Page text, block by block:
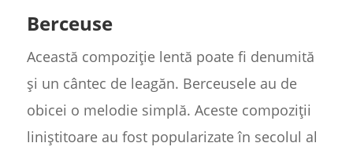
Berceuse
Această compoziție lentă poate fi denumită
și un cântec de leagăn. Berceusele au de
obicei o melodie simplă. Aceste compoziții
liniștitoare au fost popularizate în secolul al